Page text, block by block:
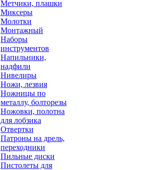
Метчики, плашки
Миксеры
Молотки
Монтажный
Наборы
инструментов
Напильники,
надфили
Нивелиры
Ножи, лезвия
Ножницы по
металлу, болторезы
Ножовки, полотна
для лобзика
Отвертки
Патроны на дрель,
переходники
Пильные диски
Пистолеты для